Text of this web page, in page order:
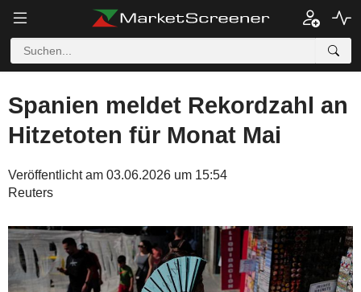
Spanien meldet Rekordzahl an
Hitzetoten für Monat Mai
Veröffentlicht am 03.06.2026 um 15:54
Reuters